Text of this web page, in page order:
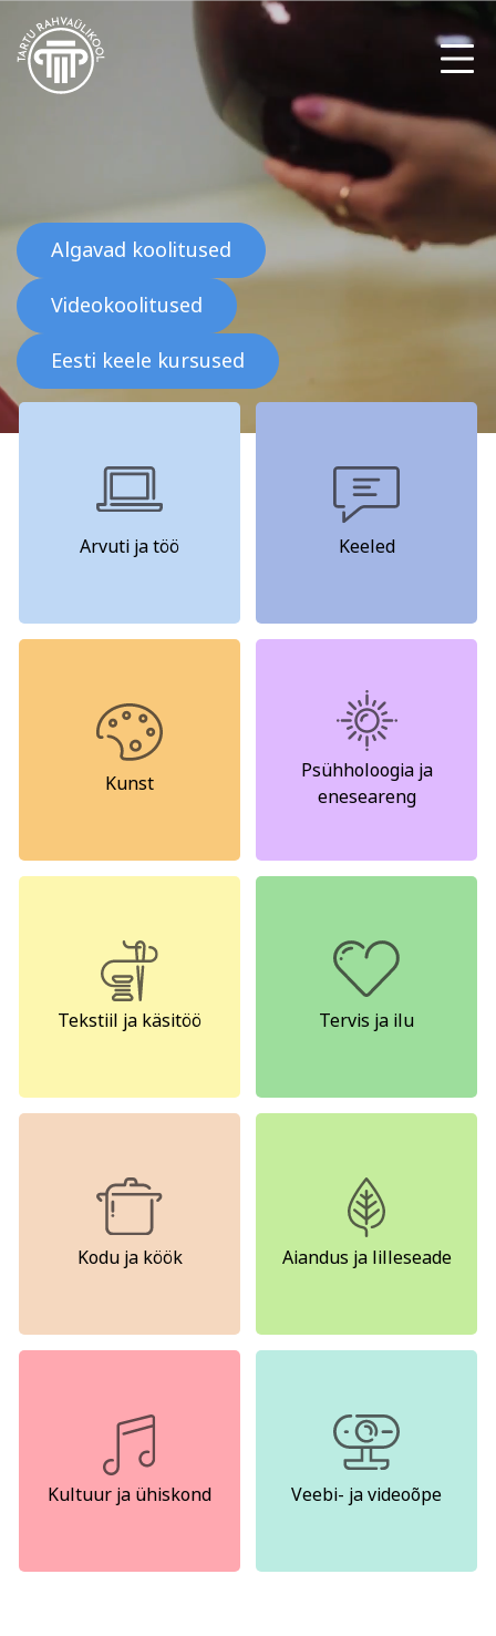
Keeled
Psühholoogia ja
eneseareng
Tekstiil ja käsitöö Tervis ja ilu
Kodu ja köök Aiandus ja lilleseade
Kultuur ja ühiskond Veebi- ja videoõpe
Meist
Galerii
Kontakt
Blogi
Projektid
Grupitellimused
Facebook Instagram
Algavad koolitused
Videokoolitused
Eesti keele kursused
Arvuti ja töö Keeled
Kunst
Psühholoogia ja
eneseareng
Tekstiil ja käsitöö Tervis ja ilu
Kodu ja köök Aiandus ja lilleseade
Kultuur ja ühiskond Veebi- ja videoõpe